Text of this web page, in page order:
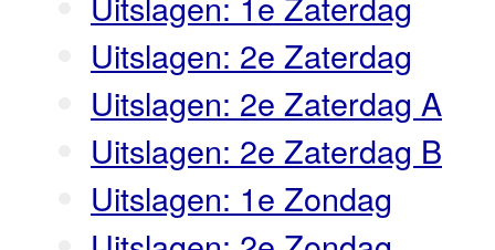
Uitslagen: 2e Zaterdag
Uitslagen: 2e Zaterdag A
Uitslagen: 2e Zaterdag B
Uitslagen: 1e Zondag